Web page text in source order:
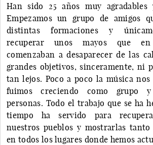
Han sido 25 años muy
Empezamos un grupo de amigos
distintas formaciones y
recuperar unos mayos que
comenzaban a desaparecer de las
grandes objetivos, sinceramente, ni
tan lejos. Poco a poco la música
fuimos creciendo como grupo
personas. Todo el trabajo que se ha
tiempo ha servido para
nuestros pueblos y mostrarlas tanto
en todos los lugares donde hemos